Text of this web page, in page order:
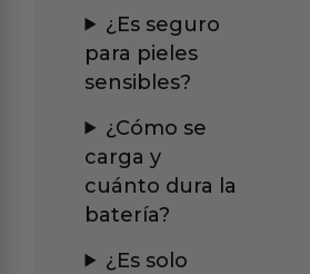
¿Es seguro
para pieles
sensibles?
¿Cómo se
carga y
cuánto dura la
batería?
¿Es solo